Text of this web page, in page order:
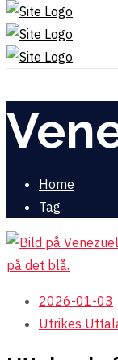
Home
Tag
2026-01-03
Utrikes